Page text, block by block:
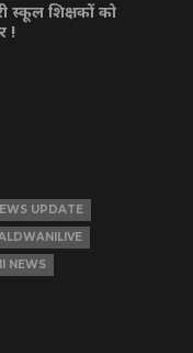
स्कूल शिक्षकों को
!
UPDATE
NEWS